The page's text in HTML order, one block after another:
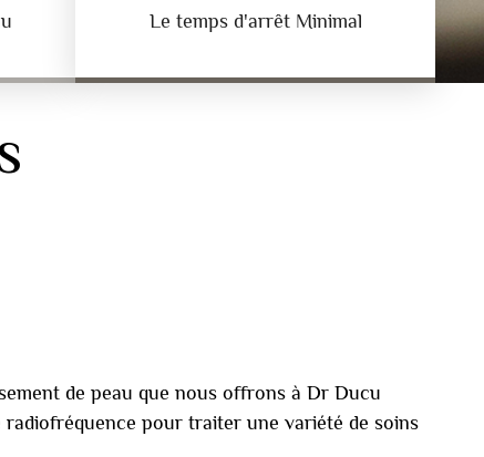
Le temps d'arrêt Minimal
de peau que nous offrons à Dr Ducu
pour traiter une variété de soins